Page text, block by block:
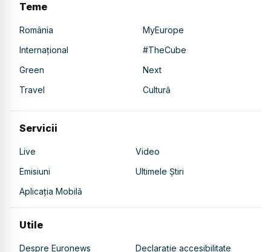
Teme
România
MyEurope
Internațional
#TheCube
Green
Next
Travel
Cultură
Servicii
Live
Video
Emisiuni
Ultimele Știri
Aplicația Mobilă
Utile
Despre Euronews Declarație accesibilitate